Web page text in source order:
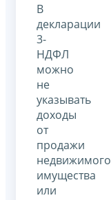
В
декларации
3-
НДФЛ
можно
не
указывать
доходы
от
продажи
недвижимого
имущества
или